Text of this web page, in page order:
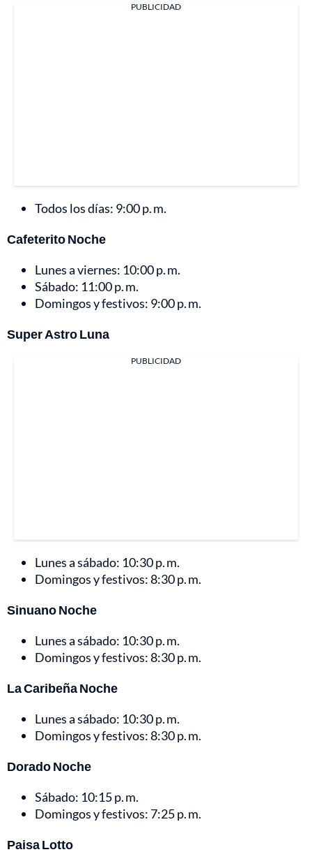
PUBLICIDAD
Todos los días: 9:00 p. m.
Cafeterito Noche
Lunes a viernes: 10:00 p. m.
Sábado: 11:00 p. m.
Domingos y festivos: 9:00 p. m.
Super Astro Luna
PUBLICIDAD
Lunes a sábado: 10:30 p. m.
Domingos y festivos: 8:30 p. m.
Sinuano Noche
Lunes a sábado: 10:30 p. m.
Domingos y festivos: 8:30 p. m.
La Caribeña Noche
Lunes a sábado: 10:30 p. m.
Domingos y festivos: 8:30 p. m.
Dorado Noche
Sábado: 10:15 p. m.
Domingos y festivos: 7:25 p. m.
Paisa Lotto